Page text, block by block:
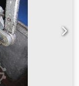
"yerinde"
mevcut
showroom'da